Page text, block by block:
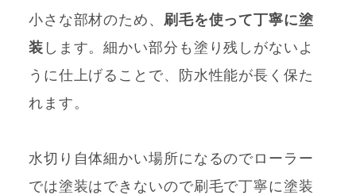
小さな部材のため、 刷毛を使って丁寧に塗
装 します。細かい部分も塗り残しがないよ
うに仕上げることで、防水性能が長く保た
れます。
水切り自体細かい場所になるのでローラー
では塗装はできないので刷毛で丁寧に塗装